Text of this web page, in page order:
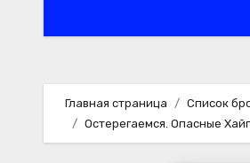
Главная страница
Список
Остерегаемся. Опасные